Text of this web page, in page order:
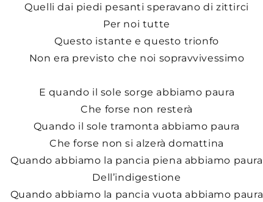
Quelli dai piedi pesanti speravano di zittirci
Per noi tutte
Questo istante e questo trionfo
Non era previsto che noi sopravvivessimo
E quando il sole sorge abbiamo paura
Che forse non resterà
Quando il sole tramonta abbiamo paura
Che forse non si alzerà domattina
Quando abbiamo la pancia piena abbiamo paura
Dell’indigestione
Quando abbiamo la pancia vuota abbiamo paura